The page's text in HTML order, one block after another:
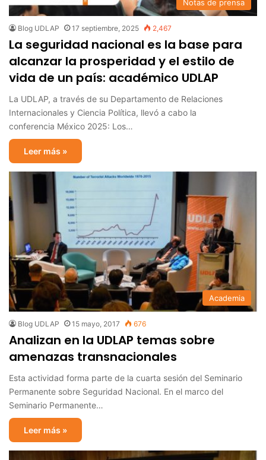
Notas de prensa
Blog UDLAP 17 septiembre, 2025 2,467
La seguridad nacional es la base para
alcanzar la prosperidad y el estilo de
vida de un país: académico UDLAP
La UDLAP, a través de su Departamento de Relaciones
Internacionales y Ciencia Política, llevó a cabo la
conferencia México 2025: Los…
Leer más »
Academia
Blog UDLAP 15 mayo, 2017 676
Analizan en la UDLAP temas sobre
amenazas transnacionales
Esta actividad forma parte de la cuarta sesión del Seminario
Permanente sobre Seguridad Nacional. En el marco del
Seminario Permanente…
Leer más »